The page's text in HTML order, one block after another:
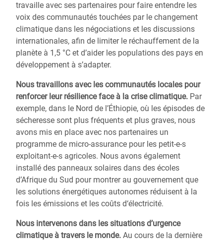
travaille avec ses partenaires pour faire entendre les
voix des communautés touchées par le changement
climatique dans les négociations et les discussions
internationales, afin de limiter le réchauffement de la
planète à 1,5 °C et d’aider les populations des pays en
développement à s’adapter.
Nous travaillons avec les communautés locales pour
renforcer leur résilience face à la crise climatique. Par
exemple, dans le Nord de l’Éthiopie, où les épisodes de
sécheresse sont plus fréquents et plus graves, nous
avons mis en place avec nos partenaires un
programme de micro-assurance pour les petit-e-s
exploitant-e-s agricoles. Nous avons également
installé des panneaux solaires dans des écoles
d’Afrique du Sud pour montrer au gouvernement que
les solutions énergétiques autonomes réduisent à la
fois les émissions et les coûts d‘électricité.
Nous intervenons dans les situations d’urgence
climatique à travers le monde. Au cours de la dernière